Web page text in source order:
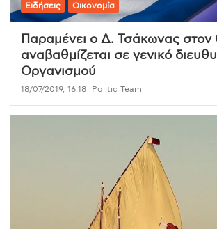
Ειδήσεις Οικονομία
Παραμένει ο Δ. Τσάκωνας
αναβαθμίζεται σε γενικό
Οργανισμού
18/07/2019, 16:18 Politic Team